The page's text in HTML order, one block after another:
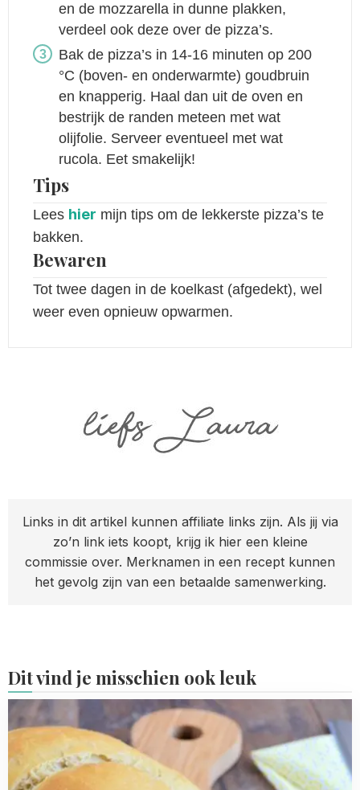
en de mozzarella in dunne plakken,
verdeel ook deze over de pizza’s.
Bak de pizza’s in 14-16 minuten op 200
°C (boven- en onderwarmte) goudbruin
en knapperig. Haal dan uit de oven en
bestrijk de randen meteen met wat
olijfolie. Serveer eventueel met wat
rucola. Eet smakelijk!
Tips
Lees hier mijn tips om de lekkerste pizza’s te
bakken.
Bewaren
Tot twee dagen in de koelkast (afgedekt), wel
weer even opnieuw opwarmen.
Links in dit artikel kunnen affiliate links zijn. Als jij via
zo’n link iets koopt, krijg ik hier een kleine
commissie over. Merknamen in een recept kunnen
het gevolg zijn van een betaalde samenwerking.
Dit vind je misschien ook leuk
Read
more
about
Volkorenbrood